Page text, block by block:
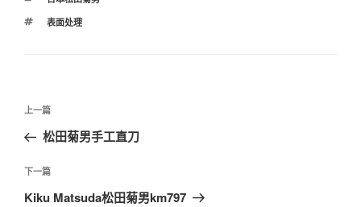
标
表面处理
文
导
航
上
一
文
章
上一篇
松田菊男手工直刀
下
一
下一篇
Kiku Matsuda松田菊男km797